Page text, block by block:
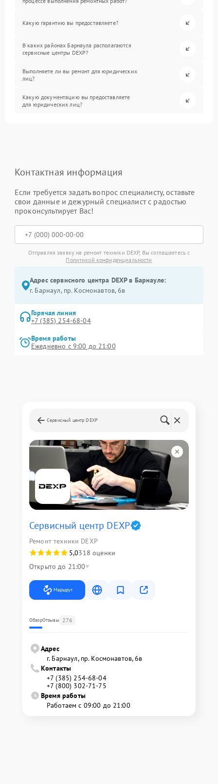
Какую гарантию вы предоставляете?
В каких районах Барнаула располагаются
сервисные центры DEXP?
Выполняете ли вы ремонт для юридических
лиц?
Какую документацию вы предоставляете
для юридических лиц?
Контактная информация
Если требуется задать вопрос специалисту, оставьте
свои данные и дежурный специалист с радостью
проконсультирует Вас!
Отправляя заявку на ремонт техники DEXP, Вы соглашаетесь с
Политикой конфиденциальности
Адрес сервисного центра DEXP в Барнауле:
г. Барнаул, ​пр. Космонавтов, 6в
Горячая линия
+7 (385) 254-68-04
Время работы
Ежедневно с 9:00 до 21:00
Сервисный центр DEXP
Сервисный центр DEXP
Ремонт техники DEXP
5,0318 оценки
Открыто до 21:00
Маршрут
ОбзорОтзывы 276
Адрес
г. Барнаул, ​пр. Космонавтов, 6в
Контакты
+7 (385) 254-68-04
+7 (800) 302-71-75
Время работы
Работаем с 09:00 до 21:00